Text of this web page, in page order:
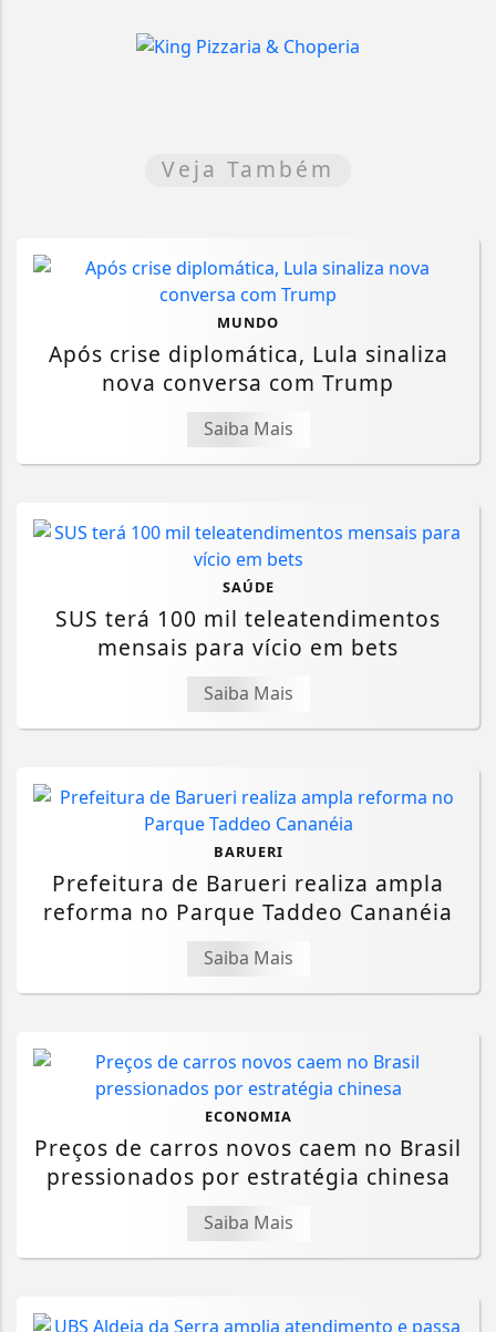
Veja Também
MUNDO
Após crise diplomática, Lula sinaliza
nova conversa com Trump
Saiba Mais
SAÚDE
SUS terá 100 mil teleatendimentos
mensais para vício em bets
Saiba Mais
BARUERI
Prefeitura de Barueri realiza ampla
reforma no Parque Taddeo Cananéia
Saiba Mais
ECONOMIA
Preços de carros novos caem no Brasil
pressionados por estratégia chinesa
Saiba Mais